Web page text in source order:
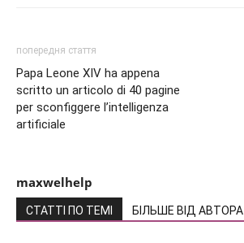
попередня стаття
Papa Leone XIV ha appena
scritto un articolo di 40 pagine
per sconfiggere l’intelligenza
artificiale
maxwelhelp
СТАТТІ ПО ТЕМІ БІЛЬШЕ ВІД АВТОРА